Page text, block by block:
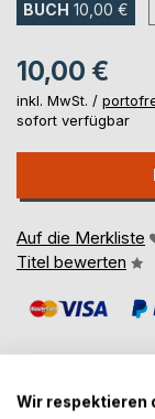
BUCH 10,00 €
10,00 €
inkl. MwSt. /
sofort verfügbar
Auf die Merkliste
Titel bewerten
Wir respektieren